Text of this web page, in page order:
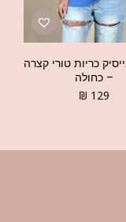
כריות טורי קצרה
– כחולה
₪ 129